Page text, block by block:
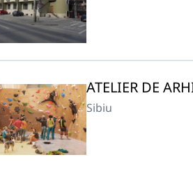
ATELIER DE
Sibiu